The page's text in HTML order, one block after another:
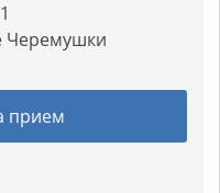
Черемушки
прием